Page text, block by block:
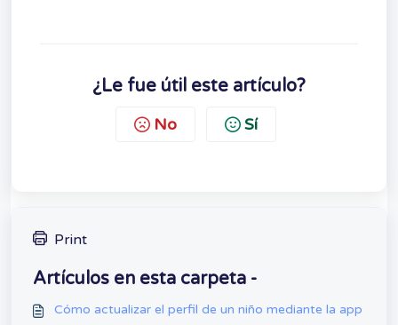
¿Le fue útil este artículo?
No Sí
Print
Artículos en esta carpeta -
Cómo actualizar el perfil de un niño mediante la app